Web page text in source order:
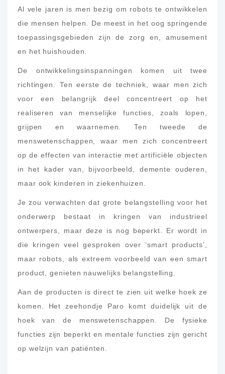
Al vele jaren is men bezig om robots te ontwikkelen
die mensen helpen. De meest in het oog springende
toepassingsgebieden zijn de zorg en, amusement
en het huishouden.
De ontwikkelingsinspanningen komen uit twee
richtingen. Ten eerste de techniek, waar men zich
voor een belangrijk deel concentreert op het
realiseren van menselijke functies, zoals lopen,
grijpen en waarnemen. Ten tweede de
menswetenschappen, waar men zich concentreert
op de effecten van interactie met artificiële objecten
in het kader van, bijvoorbeeld, demente ouderen,
maar ook kinderen in ziekenhuizen.
Je zou verwachten dat grote belangstelling voor het
onderwerp bestaat in kringen van industrieel
ontwerpers, maar deze is nog beperkt. Er wordt in
die kringen veel gesproken over ‘smart products’,
maar robots, als extreem voorbeeld van een smart
product, genieten nauwelijks belangstelling.
Aan de producten is direct te zien uit welke hoek ze
komen. Het zeehondje Paro komt duidelijk uit de
hoek van de menswetenschappen. De fysieke
functies zijn beperkt en mentale functies zijn gericht
op welzijn van patiënten.